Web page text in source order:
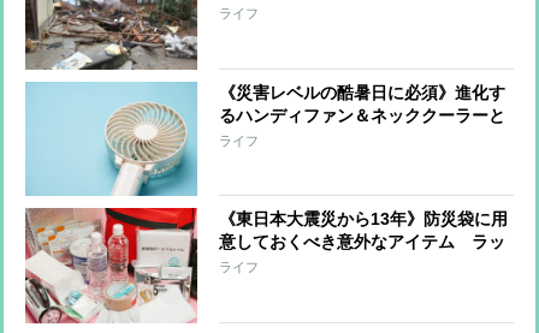
のは日頃の備え」「危険を感じたら早
ライフ
《災害レベルの酷暑日に必須》進化す
るハンディファン＆ネッククーラーと
使う際の注意点「気温が体温より低い
ライフ
《東日本大震災から13年》防災袋に用
意しておくべき意外なアイテム ラッ
プ、ペットシーツ…災害時に役立つ便
ライフ